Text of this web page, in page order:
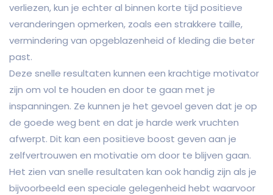
verliezen, kun je echter al binnen korte tijd positieve
veranderingen opmerken, zoals een strakkere taille,
vermindering van opgeblazenheid of kleding die beter
past.
Deze snelle resultaten kunnen een krachtige motivator
zijn om vol te houden en door te gaan met je
inspanningen. Ze kunnen je het gevoel geven dat je op
de goede weg bent en dat je harde werk vruchten
afwerpt. Dit kan een positieve boost geven aan je
zelfvertrouwen en motivatie om door te blijven gaan.
Het zien van snelle resultaten kan ook handig zijn als je
bijvoorbeeld een speciale gelegenheid hebt waarvoor